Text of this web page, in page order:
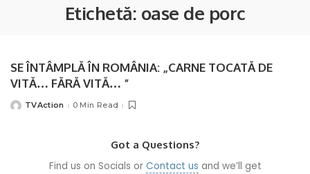
Etichetă: oase de porc
SE ÎNTÂMPLĂ ÎN ROMÂNIA: „CARNE TOCATĂ DE
VITĂ… FĂRĂ VITĂ… ”
PostedTVAction 0 Min Read
Got a Questions?
Find us on Socials or Contact us and we’ll get